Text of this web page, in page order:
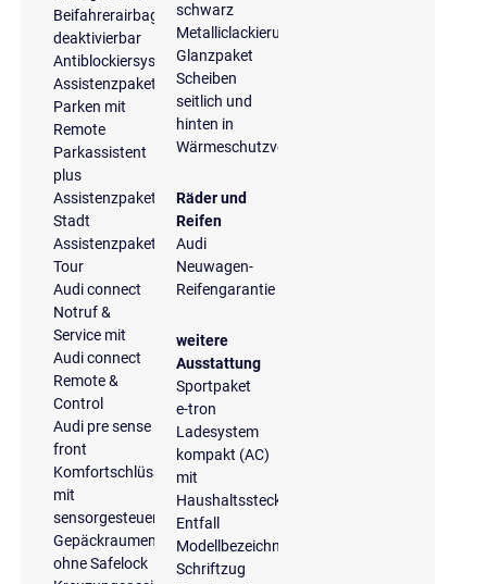
Beifahrerairbag
deaktivierbar
Antiblockiersystem
Assistenzpaket
Parken mit
Remote
Parkassistent
plus
Assistenzpaket
Stadt
Assistenzpaket
Tour
Audi connect
Notruf &
Service mit
Audi connect
Remote &
Control
Audi pre sense
front
Komfortschlüssel
mit
sensorgesteuerter
Gepäckraumentriegelung,
ohne Safelock
schwarz
Metalliclackierung
Glanzpaket
Scheiben
seitlich und
hinten in
Wärmeschutzverglasung
Räder und
Reifen
Audi
Neuwagen-
Reifengarantie
weitere
Ausstattung
Sportpaket
e-tron
Ladesystem
kompakt (AC)
mit
Haushaltsstecker
Entfall
Modellbezeichnung
Schriftzug